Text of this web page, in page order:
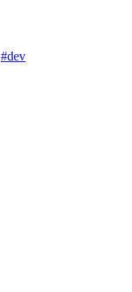
#dev